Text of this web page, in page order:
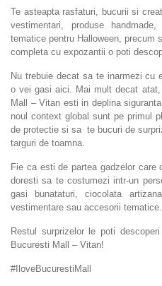
Te asteapta rasfaturi, bucurii si
vestimentari, produse
tematice pentru Halloween, precum
completa cu expozantii o poti
Nu trebuie decat sa te inarmezi cu
o vei gasi aici. Mai mult decat
Mall – Vitan esti in deplina
noul context global sunt pe primul
de protectie si sa te bucuri de
targuri de toamna.
Fie ca esti de partea gadzelor care
doresti sa te costumezi intr-un
gasi bunataturi, ciocolata
vestimentare sau accesorii tematice.
Restul surprizelor le poti
Bucuresti Mall – Vitan!
#IloveBucurestiMall